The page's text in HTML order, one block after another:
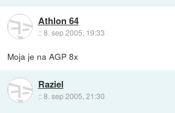
Athlon 64
::8. sep 2005, 19:33
Moja je na AGP 8x
Raziel
::8. sep 2005, 21:30